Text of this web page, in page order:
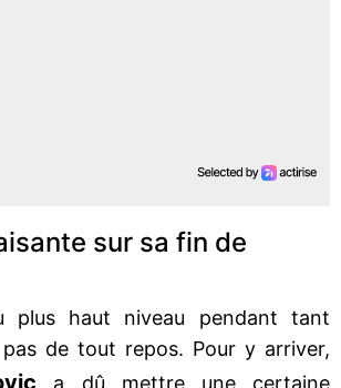
sur sa fin de
plus haut niveau pendant tant
de tout repos. Pour y arriver,
a dû mettre une certaine